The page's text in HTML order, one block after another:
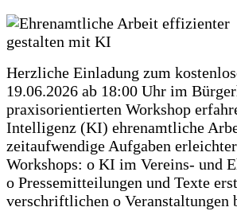
Herzliche Einladung zum
19.06.2026 ab 18:00 Uhr im
praxisorientierten Workshop
Intelligenz (KI) ehrenamtliche
zeitaufwendige Aufgaben
Workshops: o KI im Vereins- und
o Pressemitteilungen und Texte
verschriftlichen o Veranstaltungen